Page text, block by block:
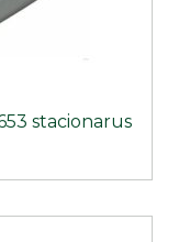
stacionarus